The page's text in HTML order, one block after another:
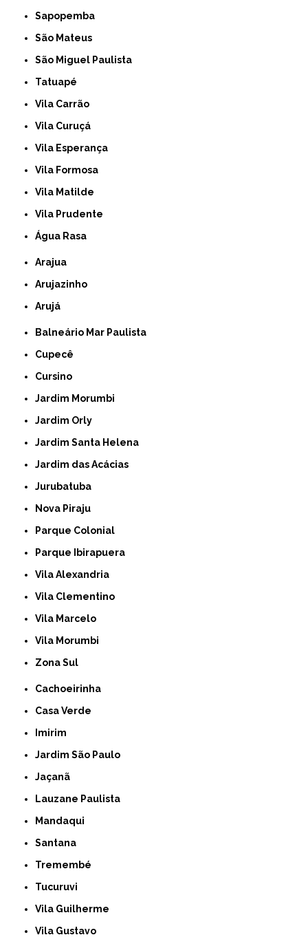
Sapopemba
São Mateus
São Miguel Paulista
Tatuapé
Vila Carrão
Vila Curuçá
Vila Esperança
Vila Formosa
Vila Matilde
Vila Prudente
Água Rasa
Arajua
Arujazinho
Arujá
Balneário Mar Paulista
Cupecê
Cursino
Jardim Morumbi
Jardim Orly
Jardim Santa Helena
Jardim das Acácias
Jurubatuba
Nova Piraju
Parque Colonial
Parque Ibirapuera
Vila Alexandria
Vila Clementino
Vila Marcelo
Vila Morumbi
Zona Sul
Cachoeirinha
Casa Verde
Imirim
Jardim São Paulo
Jaçanã
Lauzane Paulista
Mandaqui
Santana
Tremembé
Tucuruvi
Vila Guilherme
Vila Gustavo